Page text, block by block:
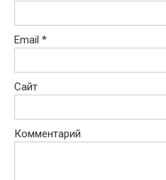
Email *
Сайт
Комментарий